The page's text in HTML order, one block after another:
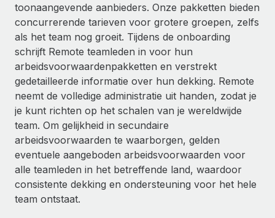
Achtergrondonderzoek
Vereenvoudig het screeningsproces van
kandidaten
Compliance Watchtower
Blijf compliance-risico's voor
Apparaatbeheer
Lever en track wereldwijd IT-middelen
Entiteiten oprichten
Stel snel compliant entiteiten op
Mobiliteit en overplaatsing
CASESTUDY'S
Support
Alle bronnen bekijken
BLOG
EOR en PEO
Contractor Management
Belastingen
Naar de blog
toonaangevende aanbieders. Onze pakketten bieden
concurrerende tarieven voor grotere groepen, zelfs
als het team nog groeit. Tijdens de onboarding
schrijft Remote teamleden in voor hun
arbeidsvoorwaardenpakketten en verstrekt
gedetailleerde informatie over hun dekking. Remote
neemt de volledige administratie uit handen, zodat je
je kunt richten op het schalen van je wereldwijde
team. Om gelijkheid in secundaire
arbeidsvoorwaarden te waarborgen, gelden
eventuele aangeboden arbeidsvoorwaarden voor
alle teamleden in het betreffende land, waardoor
consistente dekking en ondersteuning voor het hele
team ontstaat.